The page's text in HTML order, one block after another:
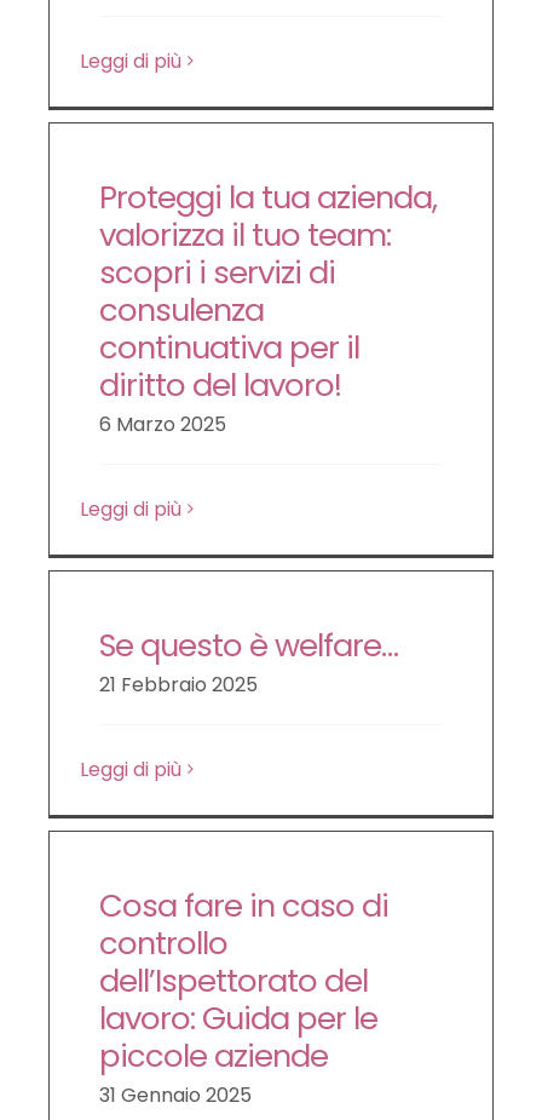
Leggi di più
Proteggi la tua azienda,
valorizza il tuo team:
scopri i servizi di
consulenza
continuativa per il
diritto del lavoro!
6 Marzo 2025
Leggi di più
Se questo è welfare…
21 Febbraio 2025
Leggi di più
Cosa fare in caso di
controllo
dell’Ispettorato del
lavoro: Guida per le
piccole aziende
31 Gennaio 2025